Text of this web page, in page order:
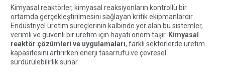
Kimyasal reaktörler, kimyasal reaksiyonların kontrollü bir
ortamda gerçekleştirilmesini sağlayan kritik ekipmanlardır.
Endüstriyel üretim süreçlerinin kalbinde yer alan bu sistemler,
verimli ve güvenli bir üretim için hayati önem taşır. Kimyasal
reaktör çözümleri ve uygulamaları, farklı sektörlerde üretim
kapasitesini artırırken enerji tasarrufu ve çevresel
sürdürülebilirlik sunar.